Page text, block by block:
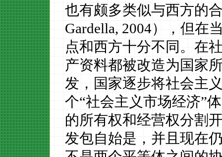
也有颇多类似与西方的
Gardella, 2004），但在
点和西方十分不同。在
产资料都被改造为国家
发，国家逐步将社会主
个“社会主义市场经济”
的所有权和经营权分割
发包自始是，并且现在